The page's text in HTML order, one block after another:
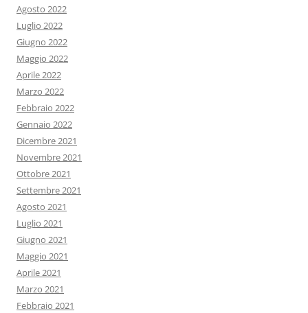
Agosto 2022
Luglio 2022
Giugno 2022
Maggio 2022
Aprile 2022
Marzo 2022
Febbraio 2022
Gennaio 2022
Dicembre 2021
Novembre 2021
Ottobre 2021
Settembre 2021
Agosto 2021
Luglio 2021
Giugno 2021
Maggio 2021
Aprile 2021
Marzo 2021
Febbraio 2021